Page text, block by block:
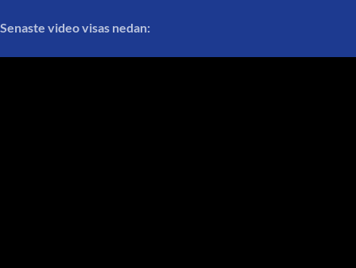
Senaste video visas nedan: